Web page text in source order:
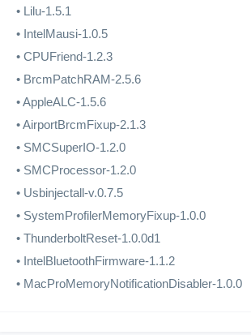
• Lilu-1.5.1
• IntelMausi-1.0.5
• CPUFriend-1.2.3
• BrcmPatchRAM-2.5.6
• AppleALC-1.5.6
• AirportBrcmFixup-2.1.3
• SMCSuperIO-1.2.0
• SMCProcessor-1.2.0
• Usbinjectall-v.0.7.5
• SystemProfilerMemoryFixup-1.0.0
• ThunderboltReset-1.0.0d1
• IntelBluetoothFirmware-1.1.2
• MacProMemoryNotificationDisabler-1.0.0